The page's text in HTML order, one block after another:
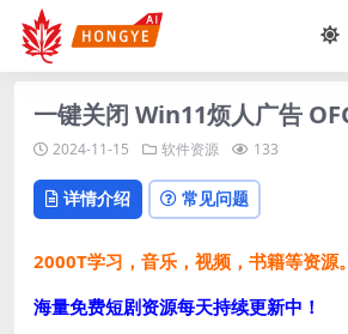
一键关闭 Win11烦人广告
2024-11-15 软件资源 133
详情介绍 常见问题
2000T学习，音乐，视频，书籍等资源
海量免费短剧资源每天持续更新中！